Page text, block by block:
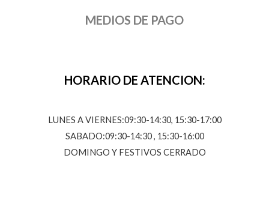
MEDIOS DE PAGO
HORARIO DE ATENCION:
LUNES A VIERNES:09:30-14:30, 15:30-17:00
SABADO:09:30-14:30 , 15:30-16:00
DOMINGO Y FESTIVOS CERRADO